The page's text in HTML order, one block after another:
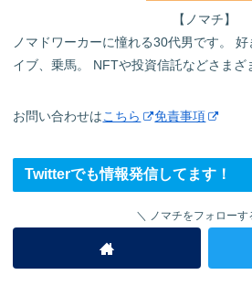
【ノマチ】
ノマドワーカーに憧れる30代男です。
イブ、乗馬。 NFTや投資信託などさまざ
お問い合わせはこちら 免責事項
Twitterでも情報発信してます！
ノマチをフォローす